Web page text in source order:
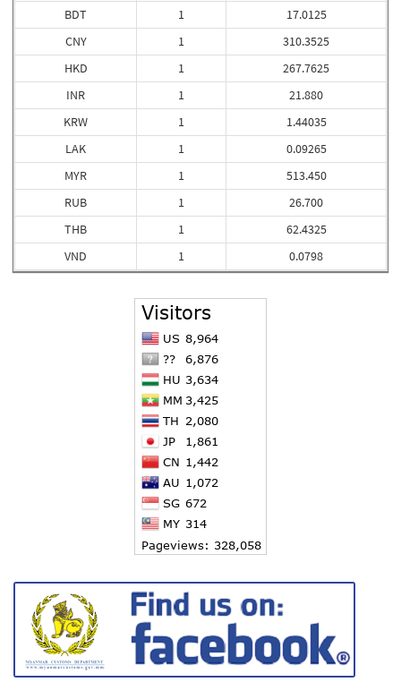
BDT
CNY
HKD
INR
KRW
LAK
MYR
RUB
THB
VND
1
1
1
1
1
1
1
1
1
1
17.0125
310.3525
267.7625
21.880
1.44035
0.09265
513.450
26.700
62.4325
0.0798